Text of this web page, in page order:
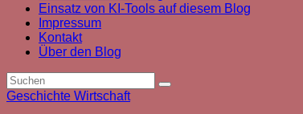
Einsatz von KI-Tools auf diesem Blog
Impressum
Kontakt
Über den Blog
Geschichte Wirtschaft